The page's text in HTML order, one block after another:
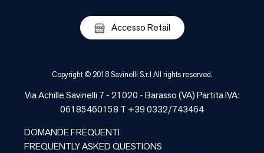
Accesso Retail
Copyright © 2018 Savinelli S.r.l All rights reserved.
Via Achille Savinelli 7 - 21020 -Barasso(VA) Partita IVA:
06185460158 T +39 0332/743464
DOMANDE FREQUENTI
FREQUENTLY ASKED QUESTIONS